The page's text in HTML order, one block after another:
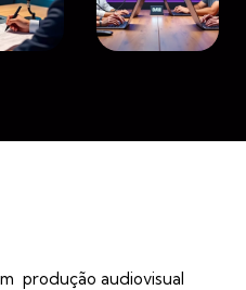
produção audiovisual